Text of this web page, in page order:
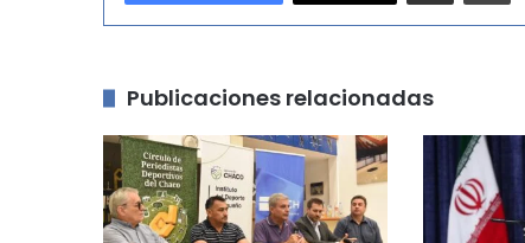
Publicaciones relacionadas